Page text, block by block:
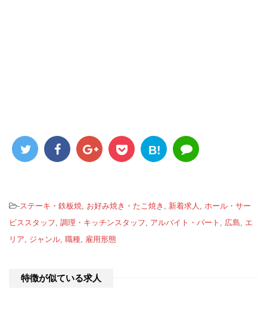
B!
-ステーキ・鉄板焼 お好み焼き・たこ焼き 新着求人
ホール・サー
ビススタッフ 調理・キッチンスタッフ アルバイト・パート 広島
エ
リア
ジャンル 職種 雇用形態
特徴が似ている求人